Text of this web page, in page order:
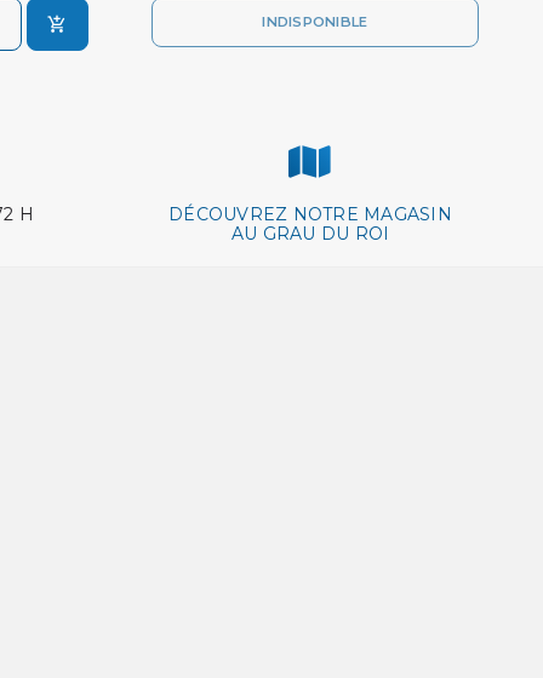
INDISPONIBLE
H
DÉCOUVREZ NOTRE MAGASIN
AU GRAU DU ROI